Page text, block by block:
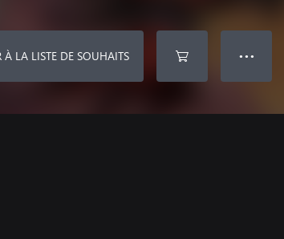
À LA LISTE DE SOUHAITS ● ● ●